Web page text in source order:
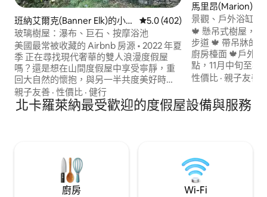
班納艾爾克(Banner Elk)的小木
屋
從 402 則評價中獲得 5.0 的平
5.0 (402)
玻璃樹屋：瀑布、巨石、按摩浴池
美國最常被收藏的 Airbnb 房源 • 2022 年夏
季 正在尋找現代奢華的雙人浪漫度假屋
嗎？還是想在山間度假屋中享受寧靜，重
回大自然的懷抱，與另一半共度美好時
光？在 Glass Treehouse 放慢腳步，好好
放鬆。享受瀑布交織的林地度假，有巨大
的石頭。距離餐廳、品酒、釀酒廠、購
Rock）、班納艾克（Banner Elk）、祖父
山（Grandfather Mt）、糖山（Sugar
Mt）之間。
親子友善 · 性價比 · 健行
馬里昂(Marion)的
景觀、戶外浴缸、
維爾
🍁 懸吊式樹屋，
步道 🍁 帶吊牀的
廚房檯面 🍁戶外浴缸🛁 -由於溫度低於冰
點，11月中旬至3月將關閉
到達北卡羅來納州
分鐘 距阿什維爾
公園大道（ Blue
性價比 ·親子友善
北卡羅萊納最受歡迎的度假屋設備與服務
廚房 Wi-Fi